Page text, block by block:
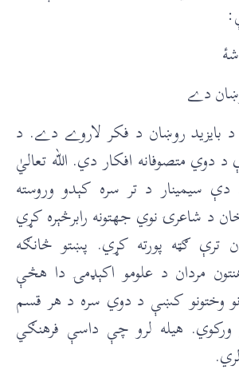
دے
د بايزيد روښان د فکر لاروے دے. د
دوي متصوفانه افکار دي. الله تعاليٰ
سيمينار د تر سره کېدو وروسته
د شاعرۍ نوي جهتونه رابرڅېره کړي
ترې ګټه پورته کړي. پښتو څانګه
مردان د علومو اکېډمۍ دا هڅې
وختونو کښې د دوي سره د هر قسم
ورکوي. هیله لرو چې داسې فرهنګي